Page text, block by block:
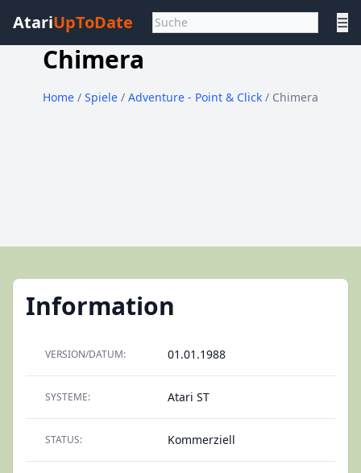
AtariUpToDate ☰
Chimera
Home / Spiele / Adventure - Point & Click / Chimera
Information
VERSION/DATUM: 01.01.1988
SYSTEME: Atari ST
STATUS: Kommerziell